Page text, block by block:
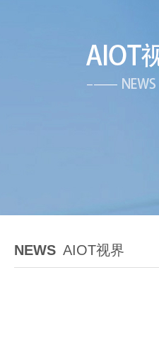
NEWS AIOT视界